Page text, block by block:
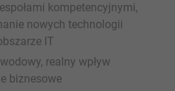
kompetencyjnymi,
nowych technologii
IT
realny wpływ
biznesowe